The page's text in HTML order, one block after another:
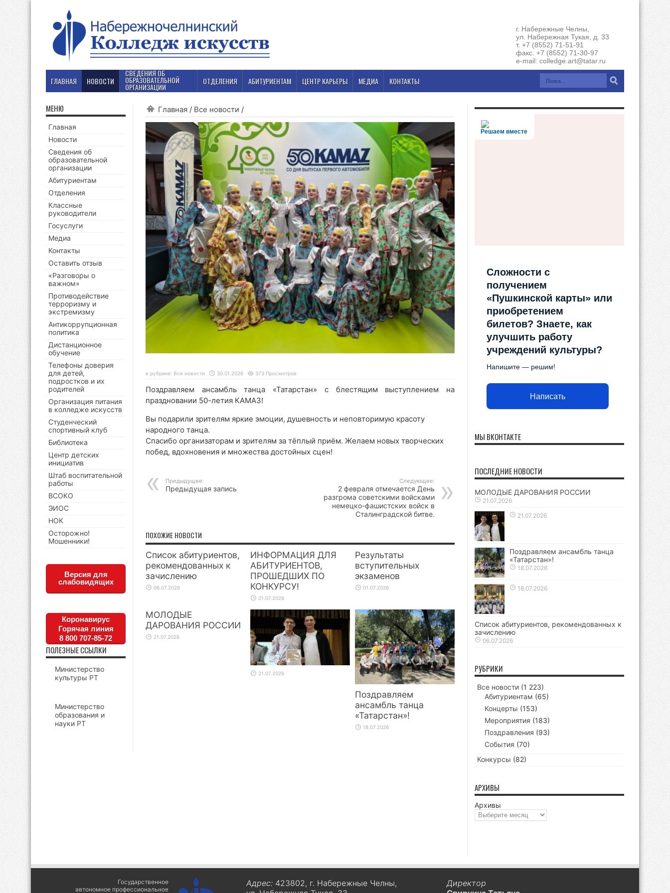
г. Набережные Челны,
ул. Набережная Тукая, д. 33
т. +7 (8552) 71-51-91
факс. +7 (8552) 71-30-97
e-mail: colledge.art@tatar.ru
ГЛАВНАЯ НОВОСТИ
СВЕДЕНИЯ ОБ
ОБРАЗОВАТЕЛЬНОЙ
ОРГАНИЗАЦИИ
ОТДЕЛЕНИЯ АБИТУРИЕНТАМ ЦЕНТР КАРЬЕРЫ МЕДИА КОНТАКТЫ
Главная / Все новости /
в рубрике: Все новости 30.01.2026 373 Просмотров
Поздравляем ансамбль танца «Татарстан» с блестящим выступлением на
праздновании 50-летия КАМАЗ!
Вы подарили зрителям яркие эмоции, душевность и неповторимую красоту
народного танца.
Спасибо организаторам и зрителям за тёплый приём. Желаем новых творческих
побед, вдохновения и множества достойных сцен!
Предыдущее:
Предыдущая запись
Следующее:
2 февраля отмечается День
разгрома советскими войсками
немецко-фашистских войск в
Сталинградской битве.
ПОХОЖИЕ НОВОСТИ
Список абитуриентов,
рекомендованных к
зачислению
06.07.2026
ИНФОРМАЦИЯ ДЛЯ
АБИТУРИЕНТОВ,
ПРОШЕДШИХ ПО
КОНКУРСУ!
01.07.2026
Результаты
вступительных
экзаменов
01.07.2026
МОЛОДЫЕ
ДАРОВАНИЯ РОССИИ
21.07.2026
21.07.2026
Поздравляем
ансамбль танца
«Татарстан»!
18.07.2026
МЕНЮ
Главная
Новости
Сведения об
образовательной
организации
Абитуриентам
Отделения
Классные
руководители
Госуслуги
Медиа
Контакты
Оставить отзыв
«Разговоры о
важном»
Противодействие
терроризму и
экстремизму
Антикоррупционная
политика
Дистанционное
обучение
Телефоны доверия
для детей,
подростков и их
родителей
Организация питания
в колледже искусств
Студенческий
спортивный клуб
Библиотека
Центр детских
инициатив
Штаб воспитательной
работы
ВСОКО
ЭИОС
НОК
Осторожно!
Мошенники!
Версия для
слабовидящих
Коронавирус
Горячая линия
8 800 707-85-72
ПОЛЕЗНЫЕ ССЫЛКИ
Министерство
культуры РТ
Министерство
образования и
науки РТ
Решаем вместе
Сложности с
получением
«Пушкинской карты» или
приобретением
билетов? Знаете, как
улучшить работу
учреждений культуры?
Напишите — решим!
Написать
МЫ ВКОНТАКТЕ
ПОСЛЕДНИЕ НОВОСТИ
МОЛОДЫЕ ДАРОВАНИЯ РОССИИ
21.07.2026
21.07.2026
Поздравляем ансамбль танца
«Татарстан»!
18.07.2026
18.07.2026
Список абитуриентов, рекомендованных к
зачислению
06.07.2026
РУБРИКИ
Все новости (1 223)
Абитуриентам (65)
Концерты (153)
Мероприятия (183)
Поздравления (93)
События (70)
Конкурсы (82)
АРХИВЫ
Архивы
Государственное
автономное профессиональное
Адрес: 423802, г. Набережные Челны,
Директор